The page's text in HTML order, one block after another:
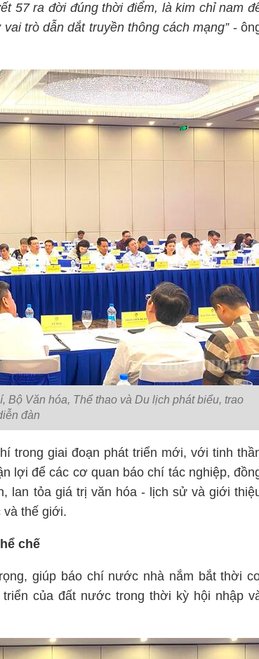
57 ra đời đúng thời điểm, là kim chỉ nam
trò dẫn dắt truyền thông cách mạng”-
Văn hóa, Thể thao và Du lịch phát biểu, trao
đàn
trong giai đoạn phát triển mới, với tinh
lợi để các cơ quan báo chí tác nghiệp,
lan tỏa giá trị văn hóa - lịch sử và giới
thế giới.
chế
giúp báo chí nước nhà nắm bắt thời
của đất nước trong thời kỳ hội nhập